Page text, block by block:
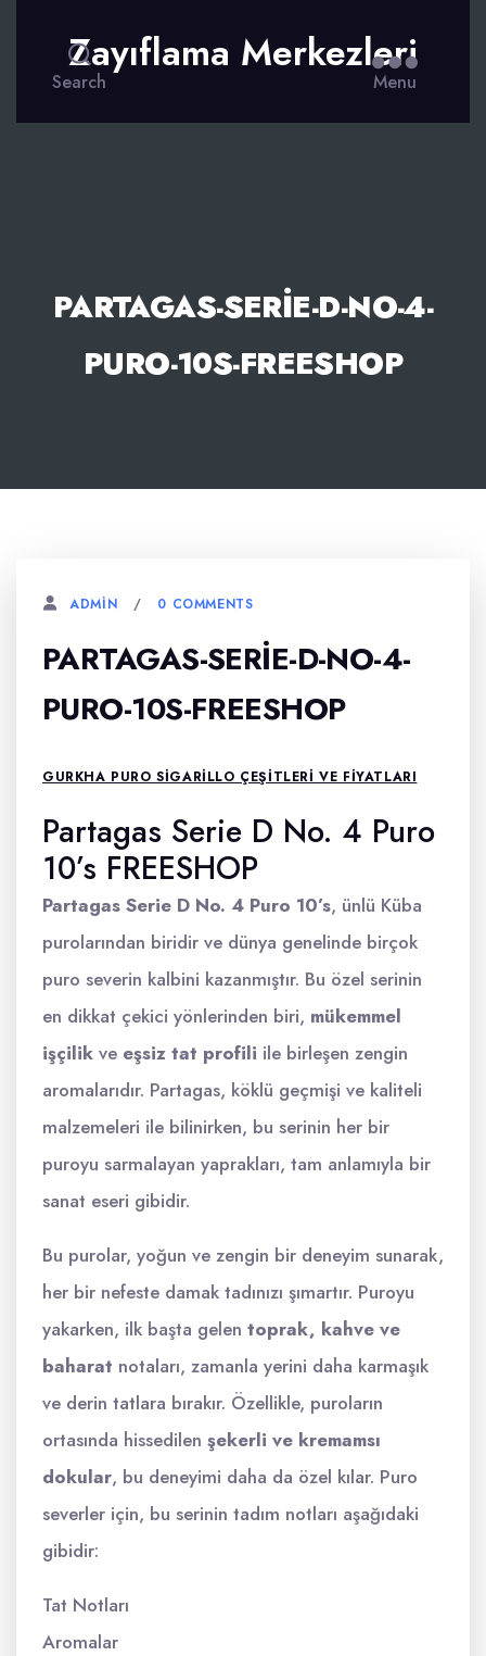
Search
Zayıflama Merkezleri
Menu
PARTAGAS-SERIE-D-NO-4-
PURO-10S-FREESHOP
ADMIN 0 COMMENTS
PARTAGAS-SERIE-D-NO-4-
PURO-10S-FREESHOP
GURKHA PURO SIGARILLO ÇEŞITLERI VE FIYATLARI
Partagas Serie D No. 4 Puro
10’s FREESHOP
Partagas Serie D No. 4 Puro 10’s, ünlü Küba
purolarından biridir ve dünya genelinde birçok
puro severin kalbini kazanmıştır. Bu özel serinin
en dikkat çekici yönlerinden biri, mükemmel
işçilik ve eşsiz tat profili ile birleşen zengin
aromalarıdır. Partagas, köklü geçmişi ve kaliteli
malzemeleri ile bilinirken, bu serinin her bir
puroyu sarmalayan yaprakları, tam anlamıyla bir
sanat eseri gibidir.
Bu purolar, yoğun ve zengin bir deneyim sunarak,
her bir nefeste damak tadınızı şımartır. Puroyu
yakarken, ilk başta gelen toprak, kahve ve
baharat notaları, zamanla yerini daha karmaşık
ve derin tatlara bırakır. Özellikle, puroların
ortasında hissedilen şekerli ve kremamsı
dokular, bu deneyimi daha da özel kılar. Puro
severler için, bu serinin tadım notları aşağıdaki
gibidir:
Tat Notları
Aromalar